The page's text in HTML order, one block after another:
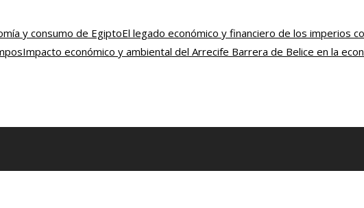
y consumo de EgiptoEl legado económico y financiero de los imperios
Impacto económico y ambiental del Arrecife Barrera de Belice en la